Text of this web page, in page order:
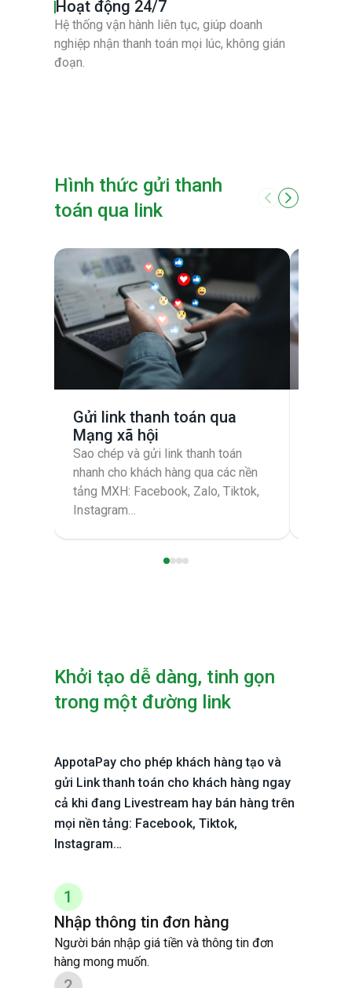
Hoạt động 24/7
Hệ thống vận hành liên tục, giúp doanh
nghiệp nhận thanh toán mọi lúc, không gián
đoạn.
Hình thức gửi thanh
toán qua link
Gửi link thanh toán qua
Mạng xã hội
Sao chép và gửi link thanh toán
nhanh cho khách hàng qua các nền
tảng MXH: Facebook, Zalo, Tiktok,
Instagram…
Khởi tạo dễ dàng, tinh gọn
trong một đường link
AppotaPay cho phép khách hàng tạo và
gửi Link thanh toán cho khách hàng ngay
cả khi đang Livestream hay bán hàng trên
mọi nền tảng: Facebook, Tiktok,
Instagram…
1
Nhập thông tin đơn hàng
Người bán nhập giá tiền và thông tin đơn
hàng mong muốn.